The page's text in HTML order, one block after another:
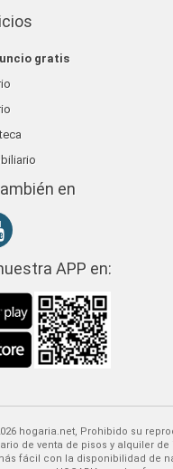
gratis
en
APP en:
hogaria.net, Prohibido su
fácil con la disponibilidad de